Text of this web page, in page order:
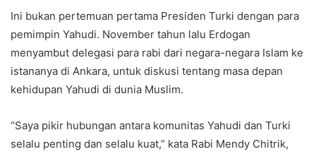
Ini bukan pertemuan pertama Presiden Turki dengan para
pemimpin Yahudi. November tahun lalu Erdogan
menyambut delegasi para rabi dari negara-negara Islam ke
istananya di Ankara, untuk diskusi tentang masa depan
kehidupan Yahudi di dunia Muslim.
“Saya pikir hubungan antara komunitas Yahudi dan Turki
selalu penting dan selalu kuat,” kata Rabi Mendy Chitrik,